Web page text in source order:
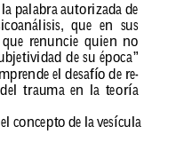
la palabra autorizada de
que en sus
que renuncie quien no
de su época”
ende el desafío de re-
del trauma en la teoría
el concepto de la vesícula